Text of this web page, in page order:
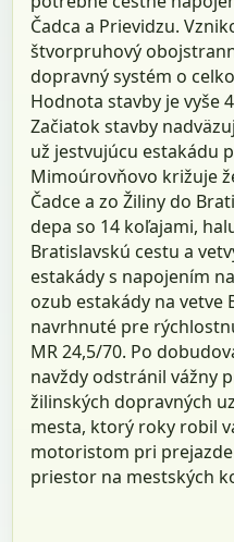
Čadca a Prievidzu.
štvorpruhový
dopravný systém o
Hodnota stavby je vyše
Začiatok stavby
už jestvujúcu estakádu
Mimoúrovňovo križuje
Čadce a zo Žiliny do
depa so 14 koľajami,
Bratislavskú cestu a
estakády s napojením
ozub estakády na vetve
navrhnuté pre
MR 24,5/70. Po
navždy odstránil vážny
žilinských dopravných
mesta, ktorý roky robil
motoristom pri
priestor na mestských